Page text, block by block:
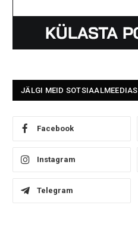
JÄLGI MEID SOTSIAALMEEDIAS
Facebook
Instagram
Telegram